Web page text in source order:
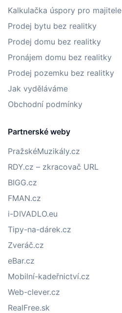
Kalkulačka úspory pro majitele
Prodej bytu bez realitky
Prodej domu bez realitky
Pronájem domu bez realitky
Prodej pozemku bez realitky
Jak vyděláváme
Obchodní podmínky
Partnerské weby
PražskéMuzikály.cz
RDY.cz – zkracovač URL
BIGG.cz
FMAN.cz
i-DIVADLO.eu
Tipy-na-dárek.cz
Zveráč.cz
eBar.cz
Mobilní-kadeřnictví.cz
Web-clever.cz
RealFree.sk